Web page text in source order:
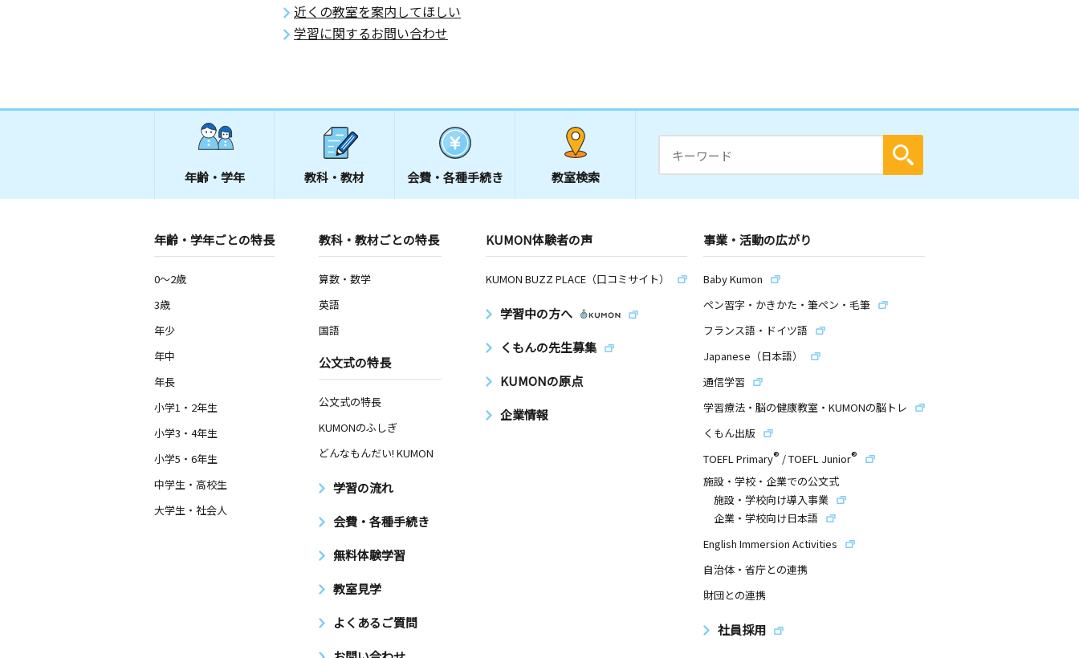
近くの教室を案内してほしい
学習に関するお問い合わせ
年齢・学年 教科・教材 会費・ 各種手続き 教室検索
年齢・学年ごとの特長
0～2歳
3歳
年少
年中
年長
小学1・2年生
小学3・4年生
小学5・6年生
中学生・高校生
大学生・社会人
教科・教材ごとの特長
算数・数学
英語
国語
公文式の特長
公文式の特長
KUMONのふしぎ
どんなもんだい! KUMON
学習の流れ
会費・各種手続き
無料体験学習
教室見学
よくあるご質問
KUMON体験者の声
KUMON BUZZ PLACE（口コミサイト）
学習中の方へ
くもんの先生募集
KUMONの原点
企業情報
事業・活動の広がり
Baby Kumon
ペン習字・かきかた・筆ペン・毛筆
フランス語・ドイツ語
Japanese（日本語）
通信学習
学習療法・脳の健康教室・KUMONの脳トレ
くもん出版
TOEFL Primary® /TOEFL Junior®
施設・学校・企業での公文式
施設・学校向け導入事業
企業・学校向け日本語
English Immersion Activities
自治体・省庁との連携
財団との連携
社員採用